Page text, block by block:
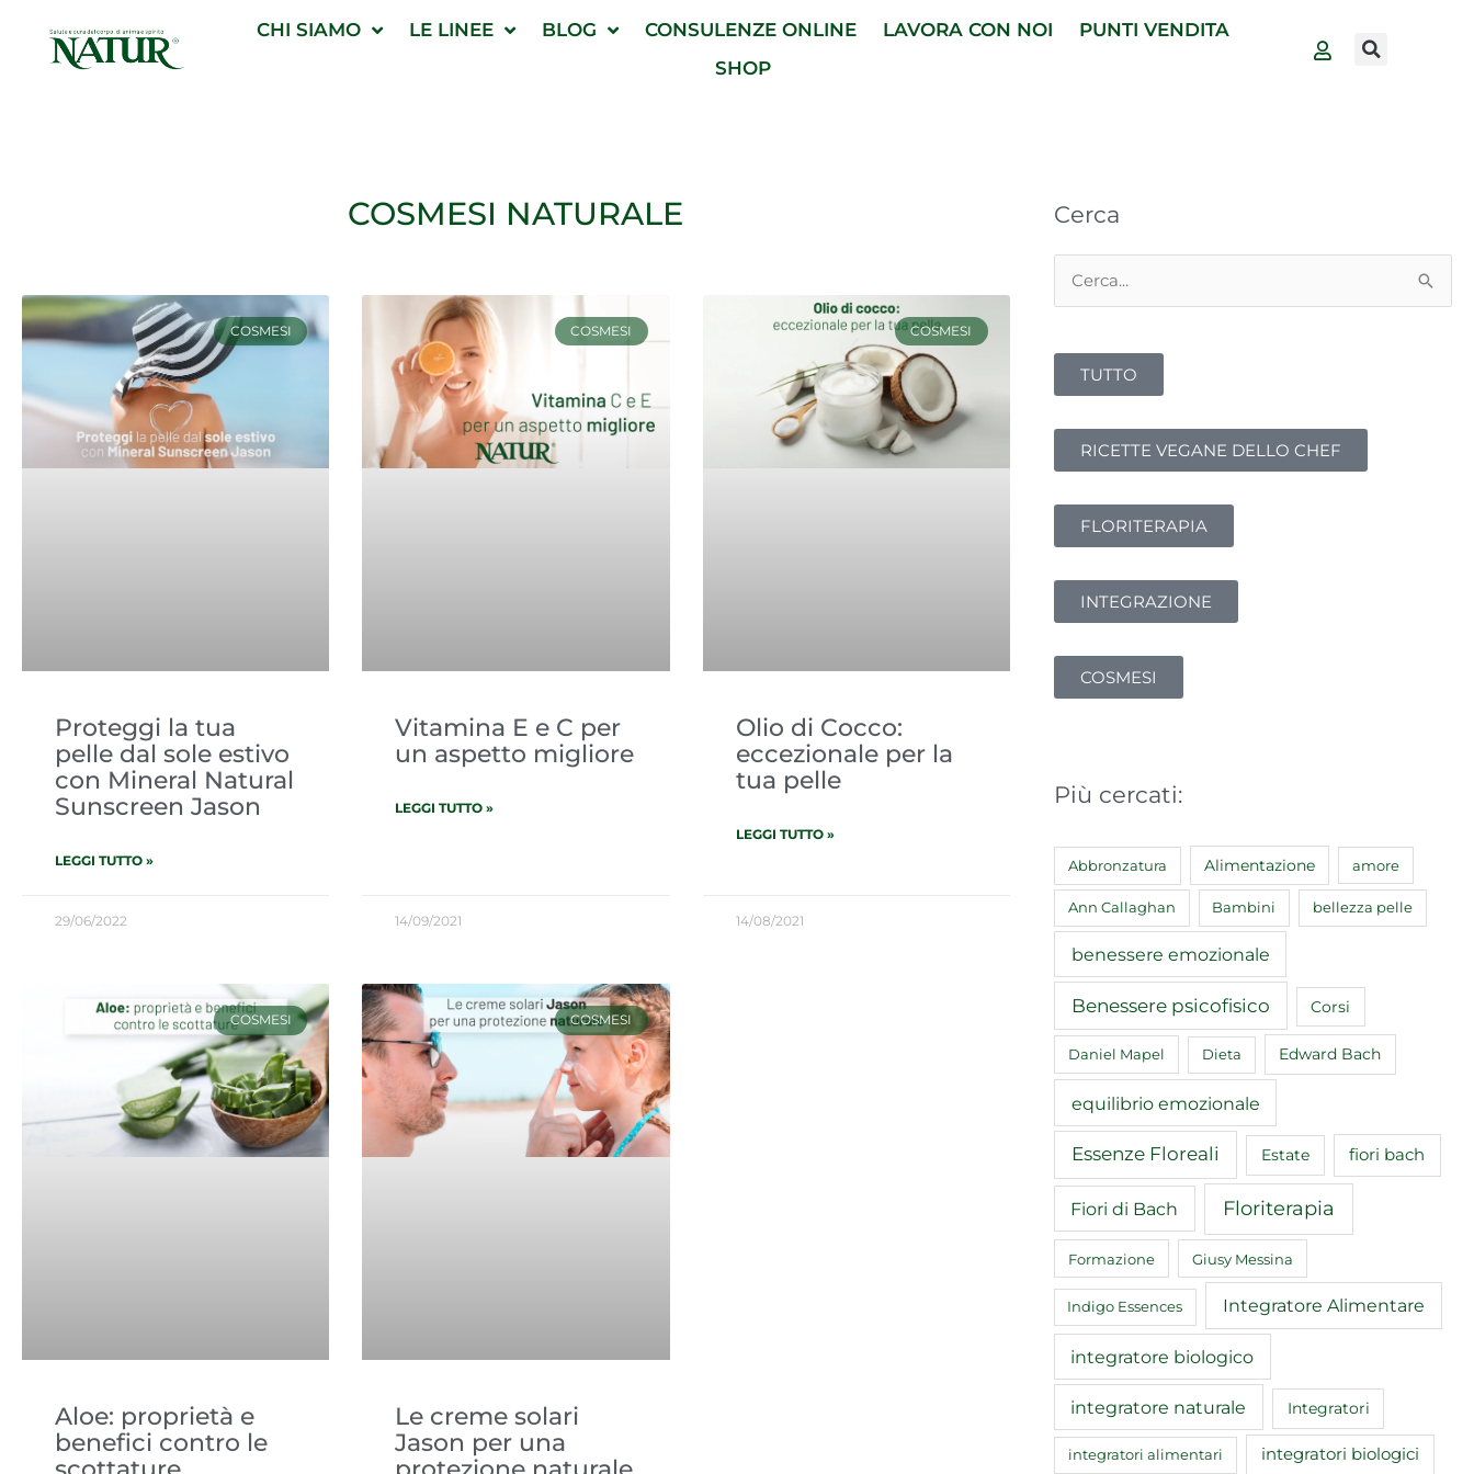
contenuto
CHI SIAMO LE LINEE BLOG CONSULENZE ONLINE LAVORA CON NOI
PUNTI VENDITA
SHOP
COSMESI NATURALE
COSMESI
Proteggi la tua
pelle dal sole estivo
con Mineral Natural
Sunscreen Jason
LEGGI TUTTO »
29/06/2022
COSMESI
Vitamina E e C per
un aspetto migliore
LEGGI TUTTO »
14/09/2021
COSMESI
Olio di Cocco:
eccezionale per la
tua pelle
LEGGI TUTTO »
14/08/2021
COSMESI
Aloe: proprietà e
benefici contro le
COSMESI
Le creme solari
Jason per una
Cerca
Cerca:
TUTTO
RICETTE VEGANE DELLO CHEF
FLORITERAPIA
INTEGRAZIONE
COSMESI
Più cercati:
Abbronzatura Alimentazione amore
Ann Callaghan Bambini bellezza pelle
benessere emozionale
Benessere psicofisico Corsi
Daniel Mapel Dieta Edward Bach
equilibrio emozionale
Essenze Floreali Estate fiori bach
Fiori di Bach Floriterapia
Formazione Giusy Messina
Indigo Essences Integratore Alimentare
integratore biologico
integratore naturale Integratori
integratori alimentari integratori biologici